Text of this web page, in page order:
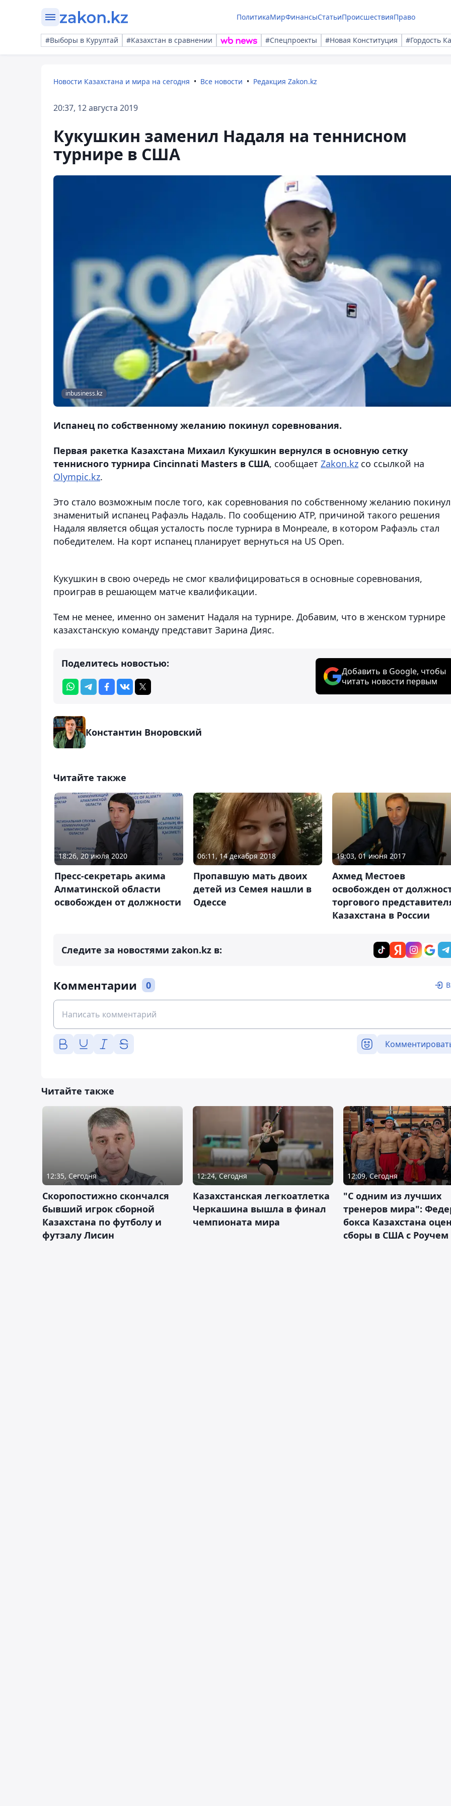
ПолитикаМирФинансыСтатьиПроисшествияПраво
#Выборы в Курултай #Казахстан в сравнении #Спецпроекты #Новая Конституция #Гордость
Новости Казахстана и мира на сегодня Все новости Редакция Zakon.kz
20:37, 12 августа 2019
Кукушкин заменил Надаля на теннисном
турнире в США
inbusiness.kz
Испанец по собственному желанию покинул соревнования.
Первая ракетка Казахстана Михаил Кукушкин вернулся в основную сетку
теннисного турнира Cincinnati Masters в США, сообщает Zakon.kz со ссылкой на
Olympic.kz.
Это стало возможным после того, как соревнования по собственному желанию покинул
знаменитый испанец Рафаэль Надаль. По сообщению ATP, причиной такого решения
Надаля является общая усталость после турнира в Монреале, в котором Рафаэль стал
победителем. На корт испанец планирует вернуться на US Open.
Кукушкин в свою очередь не смог квалифицироваться в основные соревнования,
проиграв в решающем матче квалификации.
Тем не менее, именно он заменит Надаля на турнире. Добавим, что в женском турнире
казахстанскую команду представит Зарина Дияс.
Поделитесь новостью:
Добавить в Google, чтобы
читать новости первым
Константин Вноровский
Читайте также
18:26, 20 июля 2020
Пресс-секретарь акима
Алматинской области
освобожден от должности
06:11, 14 декабря 2018
Пропавшую мать двоих
детей из Семея нашли в
Одессе
19:03, 01 июня 2017
Ахмед Местоев
освобожден от
торгового
Казахстана в России
Следите за новостями zakon.kz в:
Комментарии 0
Читайте также
12:35, Сегодня
Скоропостижно скончался
бывший игрок сборной
Казахстана по футболу и
футзалу Лисин
12:24, Сегодня
Казахстанская легкоатлетка
Черкашина вышла в финал
чемпионата мира
12:09, Сегодня
"С одним из лучших
тренеров мира":
бокса Казахстана
сборы в США с Роучем